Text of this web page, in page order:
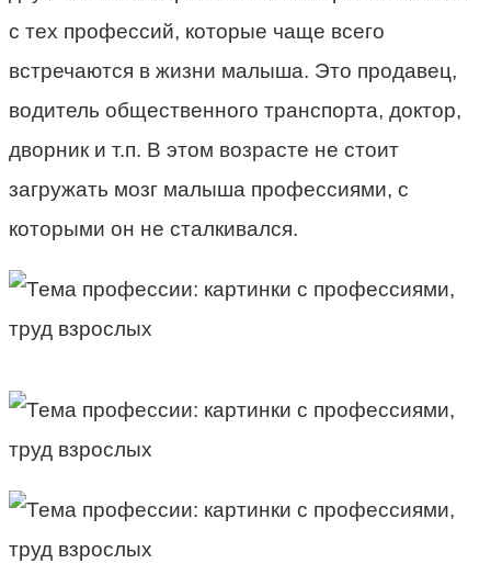
с тех профессий, которые чаще всего
встречаются в жизни малыша. Это продавец,
водитель общественного транспорта, доктор,
дворник и т.п. В этом возрасте не стоит
загружать мозг малыша профессиями, с
которыми он не сталкивался.